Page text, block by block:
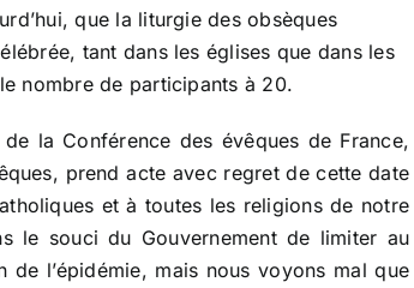
que la liturgie des obsèques
tant dans les églises que dans les
nombre de participants à 20.
de la Conférence des évêques de France,
prend acte avec regret de cette date
et à toutes les religions de notre
le souci du Gouvernement de limiter au
de l’épidémie, mais nous voyons mal que